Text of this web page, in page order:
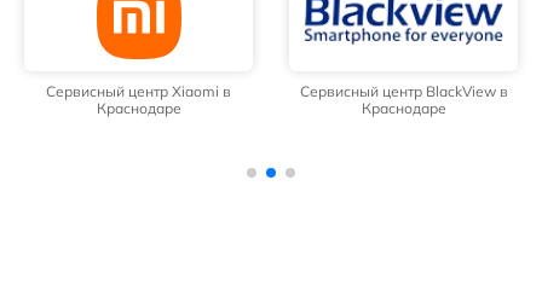
Сервисный центр Xiaomi в
Краснодаре
Сервисный центр BlackView в
Краснодаре